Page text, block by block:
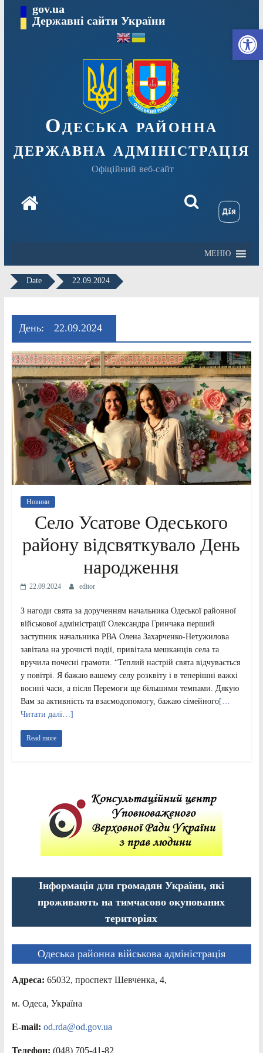
Перейтиgov.ua
Державні сайти України
Одеська районна
державна адміністрація
Офіційний веб-сайт
МЕНЮ
Date 22.09.2024
День: 22.09.2024
Новини
Село Усатове Одеського
району відсвяткувало День
народження
22.09.2024 editor
З нагоди свята за дорученням начальника Одеської районної
військової адміністрації Олександра Гринчака перший
заступник начальника РВА Олена Захарченко-Нетужилова
завітала на урочисті події, привітала мешканців села та
вручила почесні грамоти. “Теплий настрій свята відчувається
у повітрі. Я бажаю вашему селу розквіту і в теперішні важкі
воєнні часи, а після Перемоги ще більшими темпами. Дякую
Вам за активність та взаємодопомогу, бажаю сімейного[…
Читати далі…]
Read more
Інформація для громадян України, які
проживають на тимчасово окупованих
територіях
Одеська районна військова адміністрація
Адреса: 65032, проспект Шевченка, 4,
м. Одеса, Україна
E-mail: od.rda@od.gov.ua
Телефон: (048) 705-41-82